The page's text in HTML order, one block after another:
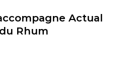
Actual
Rhum